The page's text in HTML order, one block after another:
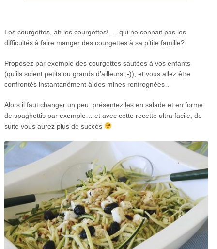
Les courgettes, ah les courgettes!…. qui ne connait pas les
difficultés à faire manger des courgettes à sa p’tite famille?
Proposez par exemple des courgettes sautées à vos enfants
(qu’ils soient petits ou grands d’ailleurs ;-)), et vous allez être
confrontés instantanément à des mines renfrognées…
Alors il faut changer un peu: présentez les en salade et en forme
de spaghettis par exemple… et avec cette recette ultra facile, de
suite vous aurez plus de succès